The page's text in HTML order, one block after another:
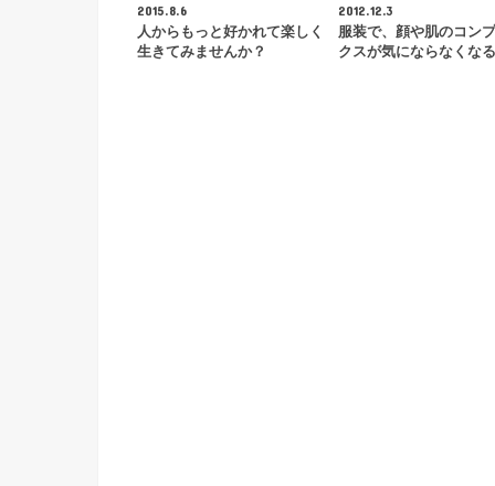
2015.8.6
人からもっと好かれて楽しく
生きてみませんか？
2012.12.3
服装で、顔や肌のコン
クスが気にならなくな